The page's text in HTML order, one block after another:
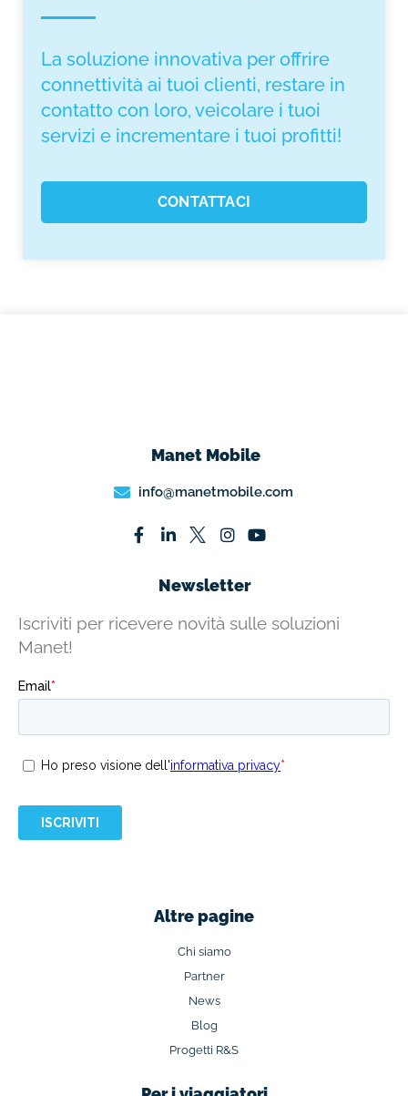
La soluzione innovativa per offrire
connettività ai tuoi clienti, restare in
contatto con loro, veicolare i tuoi
servizi e incrementare i tuoi profitti!
CONTATTACI
Manet Mobile
info@manetmobile.com
Newsletter
Iscriviti per ricevere novità sulle soluzioni
Manet!
Altre pagine
Chi siamo
Partner
News
Blog
Progetti R&S